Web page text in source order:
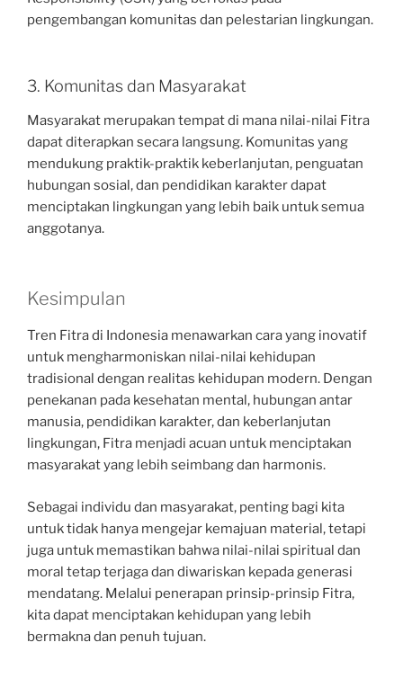
pengembangan komunitas dan pelestarian lingkungan.
3. Komunitas dan Masyarakat
Masyarakat merupakan tempat di mana nilai-nilai Fitra
dapat diterapkan secara langsung. Komunitas yang
mendukung praktik-praktik keberlanjutan, penguatan
hubungan sosial, dan pendidikan karakter dapat
menciptakan lingkungan yang lebih baik untuk semua
anggotanya.
Kesimpulan
Tren Fitra di Indonesia menawarkan cara yang inovatif
untuk mengharmoniskan nilai-nilai kehidupan
tradisional dengan realitas kehidupan modern. Dengan
penekanan pada kesehatan mental, hubungan antar
manusia, pendidikan karakter, dan keberlanjutan
lingkungan, Fitra menjadi acuan untuk menciptakan
masyarakat yang lebih seimbang dan harmonis.
Sebagai individu dan masyarakat, penting bagi kita
untuk tidak hanya mengejar kemajuan material, tetapi
juga untuk memastikan bahwa nilai-nilai spiritual dan
moral tetap terjaga dan diwariskan kepada generasi
mendatang. Melalui penerapan prinsip-prinsip Fitra,
kita dapat menciptakan kehidupan yang lebih
bermakna dan penuh tujuan.